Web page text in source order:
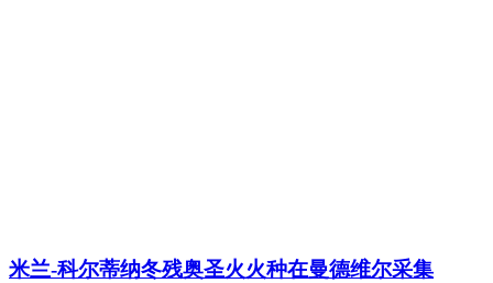
米兰-科尔蒂纳冬残奥圣火火种在曼德维尔采集